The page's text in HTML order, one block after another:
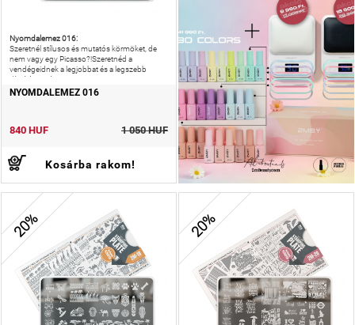
Nyomdalemez 016:
Szeretnél stílusos és mutatós körmöket, de
nem vagy egy Picasso?!Szeretnéd a
vendégeidnek a legjobbat és a legszebb
díszítést nyújtani?!
NYOMDALEMEZ 016
840 HUF 1 050 HUF
Kosárba rakom!
20% 20%